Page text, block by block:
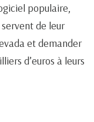
populaire,
de leur
et demander
d’euros à leurs